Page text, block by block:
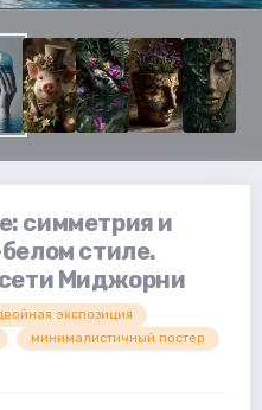
симметрия и
стиле.
Миджорни
экспозиция
минималистичный постер